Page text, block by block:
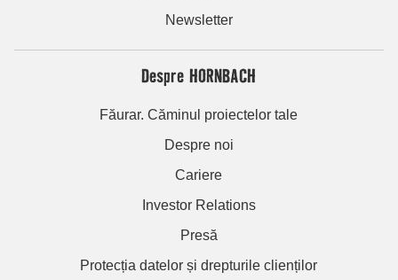
Newsletter
Despre HORNBACH
Făurar. Căminul proiectelor tale
Despre noi
Cariere
Investor Relations
Presă
Protecția datelor și drepturile clienților